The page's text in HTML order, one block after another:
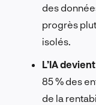
des
progrès
isolés.
L’IA
85 % des
de la